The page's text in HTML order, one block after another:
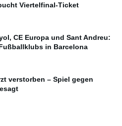
Viertelfinal-Ticket
CE Europa und Sant Andreu:
in Barcelona
verstorben – Spiel gegen